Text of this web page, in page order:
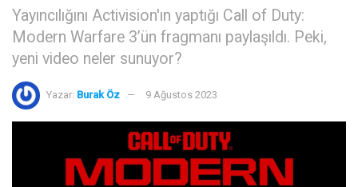
Yayıncılığını Activision'ın yaptığı Call of Duty:
Modern Warfare 3’ün fragmanı paylaşıldı. Peki,
yeni video neler sunuyor?
Yazar: Burak Öz 9 Ağustos 2023